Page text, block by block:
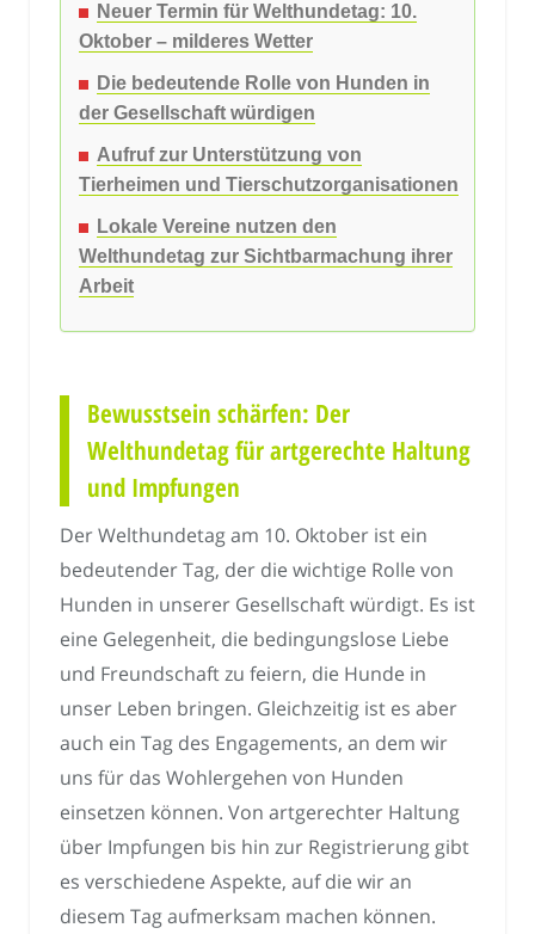
Neuer Termin für Welthundetag: 10.
Oktober – milderes Wetter
Die bedeutende Rolle von Hunden in
der Gesellschaft würdigen
Aufruf zur Unterstützung von
Tierheimen und Tierschutzorganisationen
Lokale Vereine nutzen den
Welthundetag zur Sichtbarmachung ihrer
Arbeit
Bewusstsein schärfen: Der
Welthundetag für artgerechte Haltung
und Impfungen
Der Welthundetag am 10. Oktober ist ein
bedeutender Tag, der die wichtige Rolle von
Hunden in unserer Gesellschaft würdigt. Es ist
eine Gelegenheit, die bedingungslose Liebe
und Freundschaft zu feiern, die Hunde in
unser Leben bringen. Gleichzeitig ist es aber
auch ein Tag des Engagements, an dem wir
uns für das Wohlergehen von Hunden
einsetzen können. Von artgerechter Haltung
über Impfungen bis hin zur Registrierung gibt
es verschiedene Aspekte, auf die wir an
diesem Tag aufmerksam machen können.